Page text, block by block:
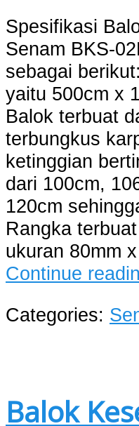
Spesifikasi
Senam BKS-
sebagai
yaitu 500cm x
Balok terbuat
terbungkus
ketinggian
dari 100cm,
120cm
Rangka
ukuran 80mm
Continue
Categories:
Balok